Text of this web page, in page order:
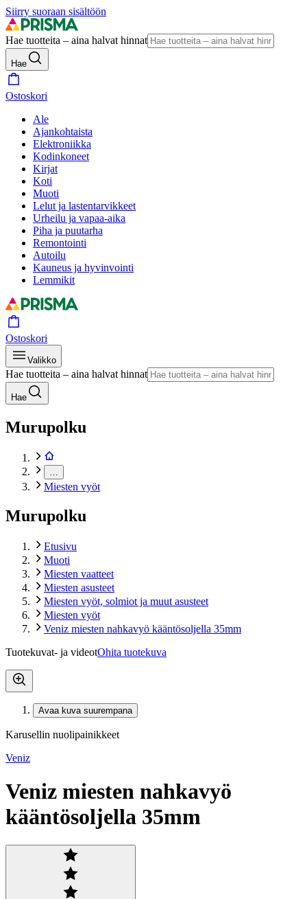
Siirry suoraan sisältöön
Hae tuotteita – aina halvat hinnat
Hae
Ostoskori
Ale
Ajankohtaista
Elektroniikka
Kodinkoneet
Kirjat
Koti
Muoti
Lelut ja lastentarvikkeet
Urheilu ja vapaa-aika
Piha ja puutarha
Remontointi
Autoilu
Kauneus ja hyvinvointi
Lemmikit
Ostoskori
Valikko
Hae tuotteita – aina halvat hinnat
Hae
Murupolku
Miesten vyöt
Murupolku
Etusivu
Muoti
Miesten vaatteet
Miesten asusteet
Miesten vyöt, solmiot ja muut asusteet
Miesten vyöt
Veniz miesten nahkavyö kääntösoljella 35mm
Tuotekuvat- ja videotOhita tuotekuva
Avaa kuva suurempana
Karusellin nuolipainikkeet
Veniz
Veniz miesten nahkavyö
kääntösoljella 35mm